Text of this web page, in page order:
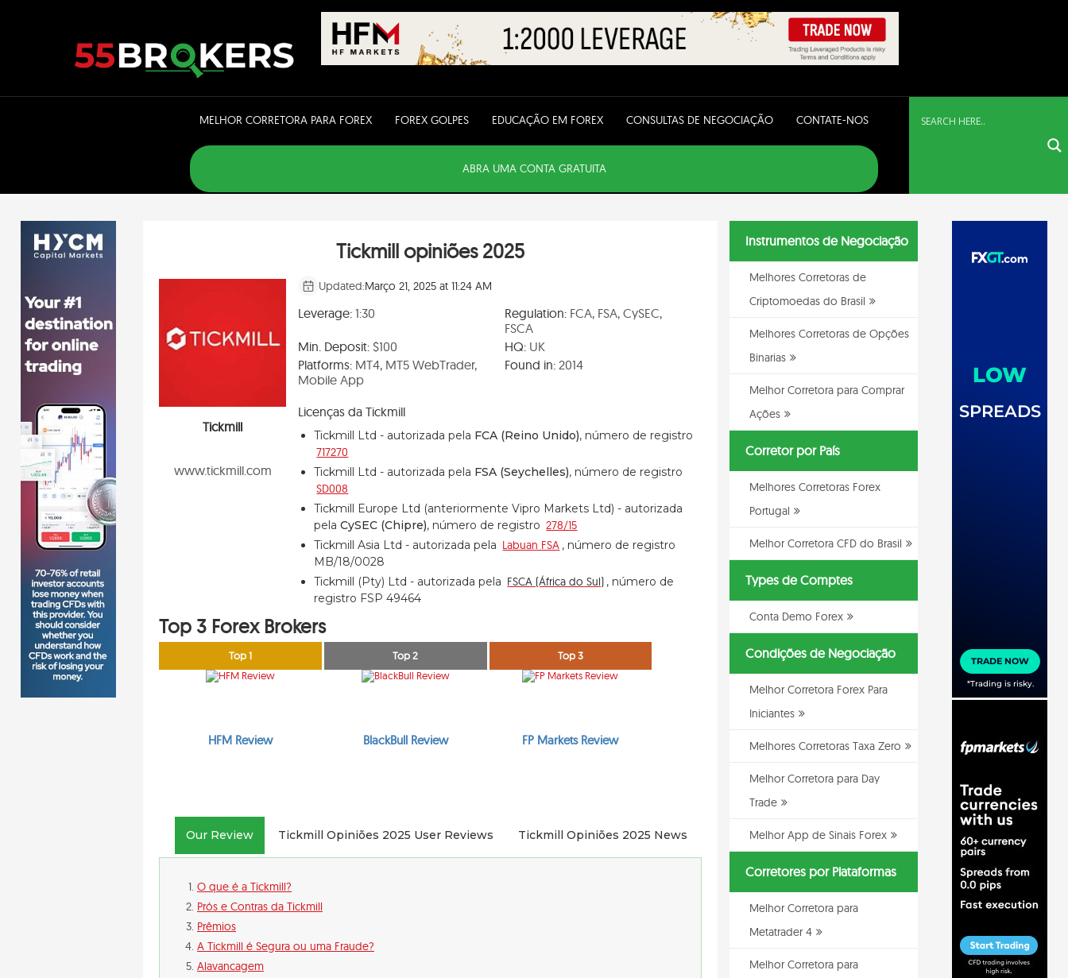
MELHOR CORRETORA PARA FOREX FOREX GOLPES EDUCAÇÃO EM FOREX CONSULTAS DE NEGOCIAÇÃO CONTATE-NOS
ABRA UMA CONTA GRATUITA
Tickmill opiniões 2025
Tickmill
www.tickmill.com
Updated:Março 21, 2025 at 11:24 AM
Leverage: 1:30 Regulation:FCA, FSA, CySEC,
FSCA
Min. Deposit: $100 HQ:UK
Platforms: MT4, MT5 WebTrader,
Mobile App
Found in:2014
Licenças da Tickmill
Tickmill Ltd - autorizada pela FCA (Reino Unido), número de registro
717270
Tickmill Ltd - autorizada pela FSA (Seychelles), número de registro
SD008
Tickmill Europe Ltd (anteriormente Vipro Markets Ltd) - autorizada
pelaCySEC (Chipre), número de registro 278/15
Tickmill Asia Ltd - autorizada pela Labuan FSA , número de registro
MB/18/0028
Tickmill (Pty) Ltd - autorizada pela FSCA (África do Sul) , número de
registro FSP 49464
Top 3 Forex Brokers
Top 1
HFM Review
Top 2
BlackBull Review
Top 3
FP Markets Review
Our Review Tickmill Opiniões 2025 User Reviews Tickmill Opiniões 2025 News
O que é a Tickmill?
Prós e Contras da Tickmill
Prêmios
A Tickmill é Segura ou uma Fraude?
Alavancagem
Instrumentos de Negociação
Melhores Corretoras de
Criptomoedas do Brasil
Melhores Corretoras de Opções
Binarias
Melhor Corretora para Comprar
Ações
Corretor por País
Melhores Corretoras Forex
Portugal
Melhor Corretora CFD do Brasil
Types de Comptes
Conta Demo Forex
Condições de Negociação
Melhor Corretora Forex Para
Iniciantes
Melhores Corretoras Taxa Zero
Melhor Corretora para Day
Trade
Melhor App de Sinais Forex
Corretores por Plataformas
Melhor Corretora para
Metatrader 4
Melhor Corretora para